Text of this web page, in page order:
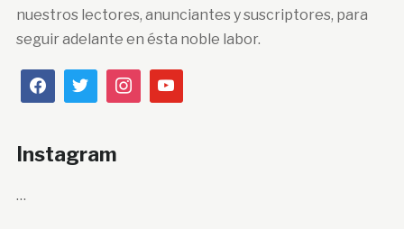
nuestros lectores, anunciantes y suscriptores, para
seguir adelante en ésta noble labor.
Instagram
…